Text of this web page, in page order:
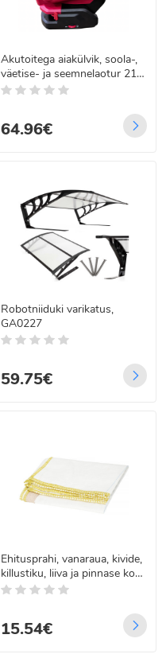
Akutoitega aiakülvik, soola-,
väetise- ja seemnelaotur 21V
3,3L
64.96€
Robotniiduki varikatus,
GA0227
59.75€
Ehitusprahi, vanaraua, kivide,
killustiku, liiva ja pinnase kott
Springos GA0035 500 kg
15.54€